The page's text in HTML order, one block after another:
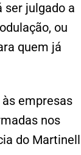
ser julgado a
ou
quem já
empresas
nos
do